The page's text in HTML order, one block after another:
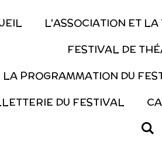
L'ASSOCIATION ET LA
FESTIVAL DE
LA PROGRAMMATION DU
DU FESTIVAL